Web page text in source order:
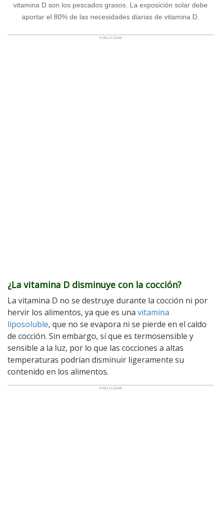
vitamina D son los pescados grasos. La exposición solar debe
aportar el 80% de las necesidades diarias de vitamina D.
¿La vitamina D disminuye con la cocción?
La vitamina D no se destruye durante la cocción ni por
hervir los alimentos, ya que es una vitamina
liposoluble, que no se evapora ni se pierde en el caldo
de cocción. Sin embargo, sí que es termosensible y
sensible a la luz, por lo que las cocciones a altas
temperaturas podrían disminuir ligeramente su
contenido en los alimentos.